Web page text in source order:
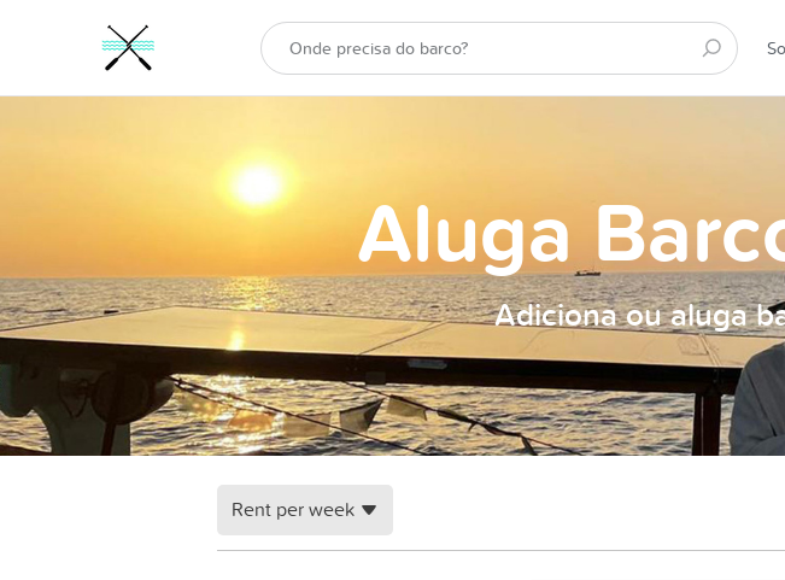
Aluga
Adiciona ou aluga
Rent per week